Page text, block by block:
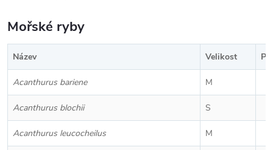
Mořské ryby
Název Velikost
Acanthurus bariene M
Acanthurus blochii S
Acanthurus leucocheilus M